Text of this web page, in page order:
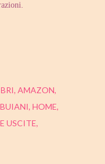
AMAZON
HOME
USCITE